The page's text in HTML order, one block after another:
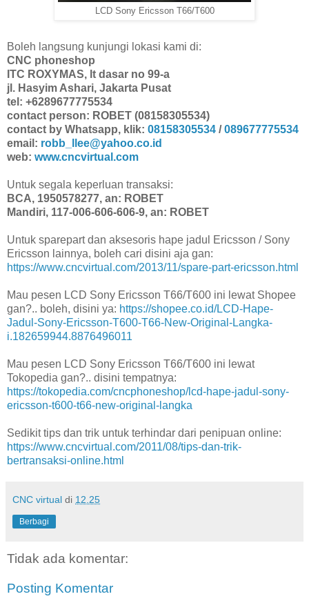
LCD Sony Ericsson T66/T600
Boleh langsung kunjungi lokasi kami di:
CNC phoneshop
ITC ROXYMAS, lt dasar no 99-a
jl. Hasyim Ashari, Jakarta Pusat
tel: +6289677775534
contact person: ROBET (08158305534)
contact by Whatsapp, klik: 08158305534 /089677775534
email: robb_llee@yahoo.co.id
web: www.cncvirtual.com
Untuk segala keperluan transaksi:
BCA, 1950578277, an: ROBET
Mandiri, 117-006-606-606-9, an: ROBET
Untuk sparepart dan aksesoris hape jadul Ericsson / Sony
Ericsson lainnya, boleh cari disini aja gan:
https://www.cncvirtual.com/2013/11/spare-part-ericsson.html
Mau pesen LCD Sony Ericsson T66/T600 ini lewat Shopee
gan?.. boleh, disini ya: https://shopee.co.id/LCD-Hape-
Jadul-Sony-Ericsson-T600-T66-New-Original-Langka-
i.182659944.8876496011
Mau pesen LCD Sony Ericsson T66/T600 ini lewat
Tokopedia gan?.. disini tempatnya:
https://tokopedia.com/cncphoneshop/lcd-hape-jadul-sony-
ericsson-t600-t66-new-original-langka
Sedikit tips dan trik untuk terhindar dari penipuan online:
https://www.cncvirtual.com/2011/08/tips-dan-trik-
bertransaksi-online.html
CNC virtual di 12.25
Berbagi
Tidak ada komentar:
Posting Komentar